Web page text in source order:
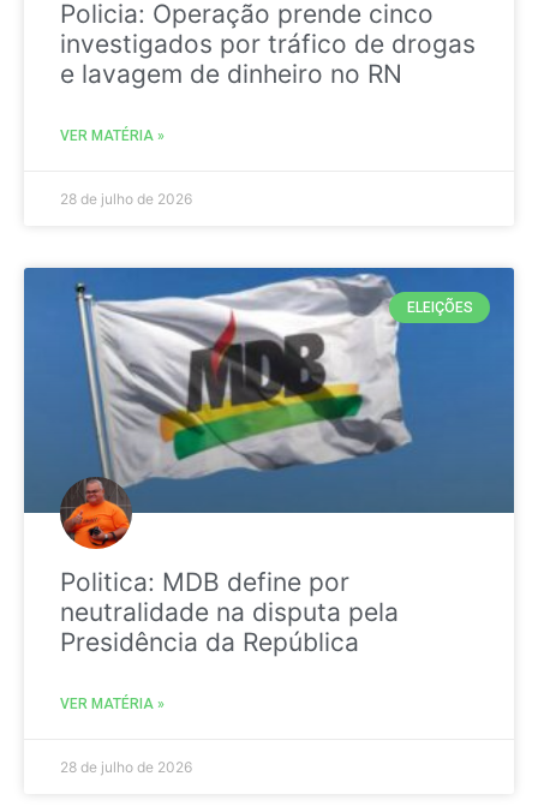
Policia: Operação prende cinco
investigados por tráfico de drogas
e lavagem de dinheiro no RN
VER MATÉRIA »
28 de julho de 2026
ELEIÇÕES
Politica: MDB define por
neutralidade na disputa pela
Presidência da República
VER MATÉRIA »
28 de julho de 2026